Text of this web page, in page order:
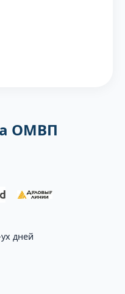
ОМВП
дней